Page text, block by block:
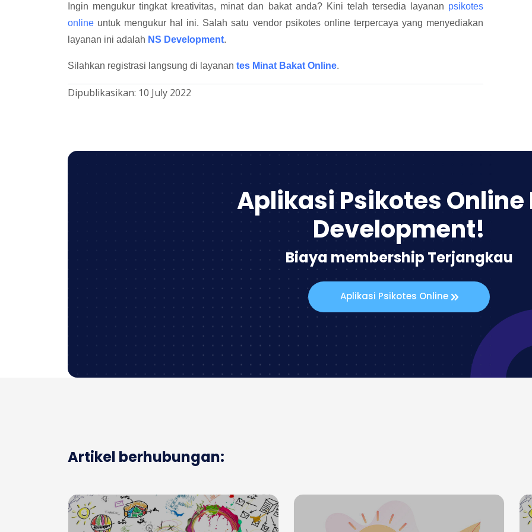
Ingin mengukur tingkat kreativitas, minat dan bakat anda? Kini telah tersedia layanan psikotes
online untuk mengukur hal ini. Salah satu vendor psikotes online terpercaya yang menyediakan
layanan ini adalah NS Development.
Silahkan registrasi langsung di layanan tes Minat Bakat Online.
Dipublikasikan: 10 July 2022
Aplikasi Psikotes Online
Development!
Biaya membership Terjangkau
Aplikasi Psikotes Online
Artikel berhubungan: